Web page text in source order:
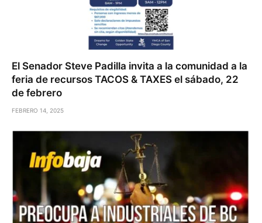
El Senador Steve Padilla invita a la comunidad a la
feria de recursos TACOS & TAXES el sábado, 22
de febrero
FEBRERO 14, 2025